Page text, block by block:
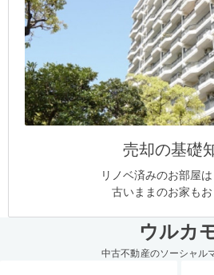
売却の基礎
リノベ済みのお部屋
古いままのお家も
ウルカ
中古不動産のソーシャル